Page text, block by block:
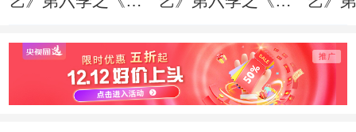
木雕的制作环节
塑模的过程
如何
后的